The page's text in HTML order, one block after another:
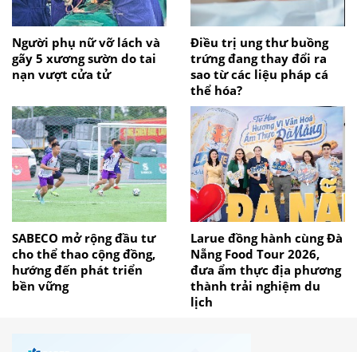
Người phụ nữ vỡ lách và
gãy 5 xương sườn do tai
nạn vượt cửa tử
Điều trị ung thư buồng
trứng đang thay đổi ra
sao từ các liệu pháp cá
thể hóa?
SABECO mở rộng đầu tư
cho thể thao cộng đồng,
hướng đến phát triển
bền vững
Larue đồng hành cùng Đà
Nẵng Food Tour 2026,
đưa ẩm thực địa phương
thành trải nghiệm du
lịch